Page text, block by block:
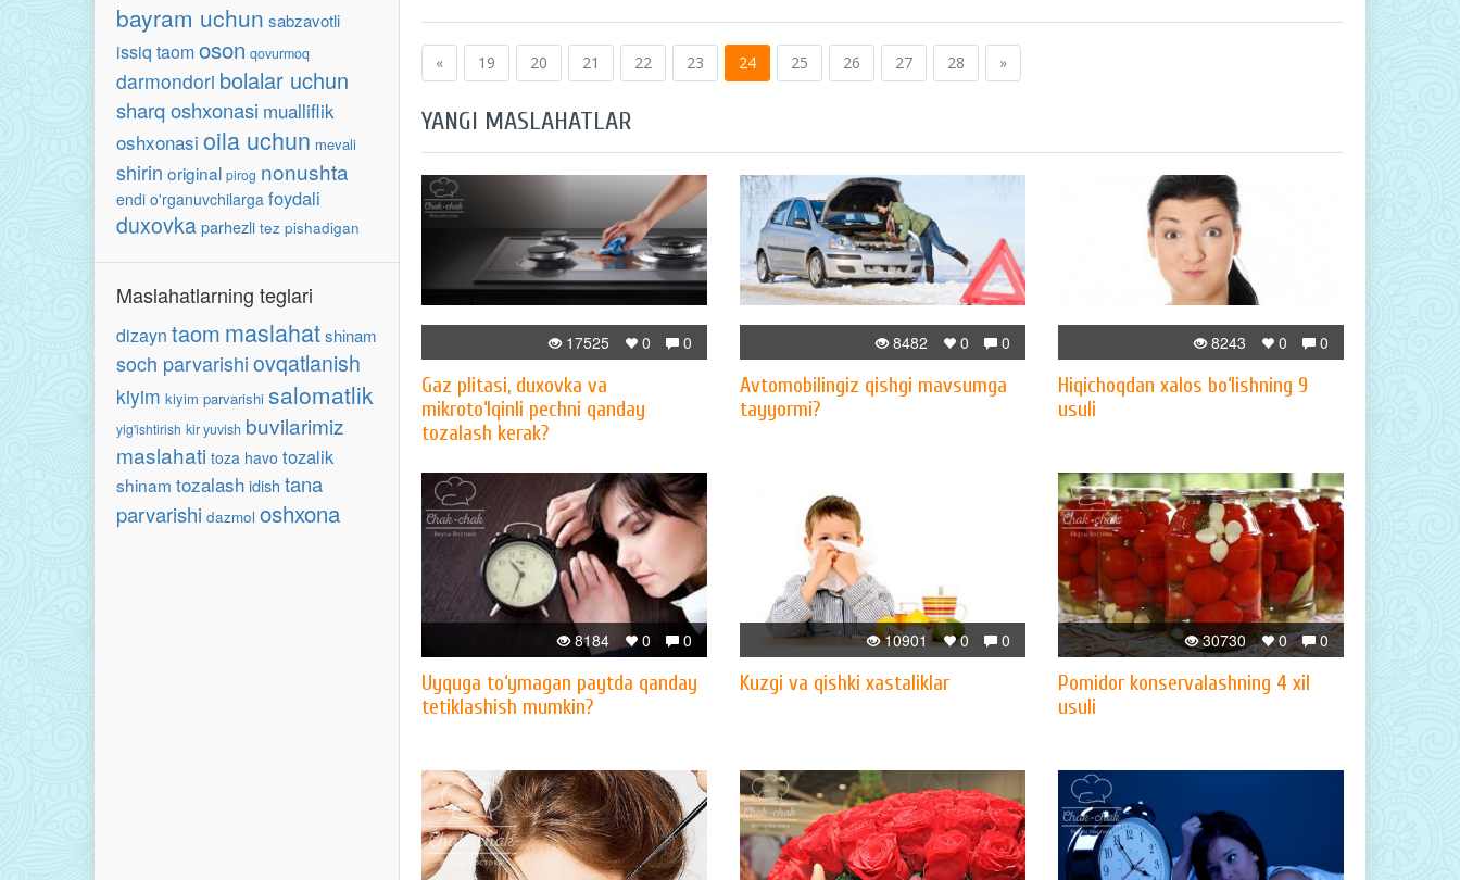
bayram uchun sabzavotli
issiq taomoson qovurmoq
darmondori bolalar uchun
sharq oshxonasi mualliflik
oshxonasi oila uchun mevali
shirin original pirog nonushta
endi o'rganuvchilarga foydali
duxovkaparhezli tez pishadigan
Maslahatlarning teglari
dizayn taom maslahatshinam
soch parvarishiovqatlanish
kiyim kiyim parvarishi salomatlik
yig'ishtirish kir yuvish buvilarimiz
maslahati toza havo tozalik
shinam tozalashidish tana
parvarishi dazmol oshxona
« 19 20 21 22 23 24 25 26 27 28 »
YANGI MASLAHATLAR
0
0
17525
Gaz plitasi, duxovka va
mikroto‘lqinli pechni qanday
tozalash kerak?
0
0
8482
Avtomobilingiz qishgi mavsumga
tayyormi?
0
0
8243
Hiqichoqdan xalos bo‘lishning 9
usuli
0
0
8184
Uyquga to‘ymagan paytda qanday
tetiklashish mumkin?
0
0
10901
Kuzgi va qishki xastaliklar
0
0
30730
Pomidor konservalashning 4 xil
usuli